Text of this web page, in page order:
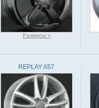
Размеры »
REPLAY A57